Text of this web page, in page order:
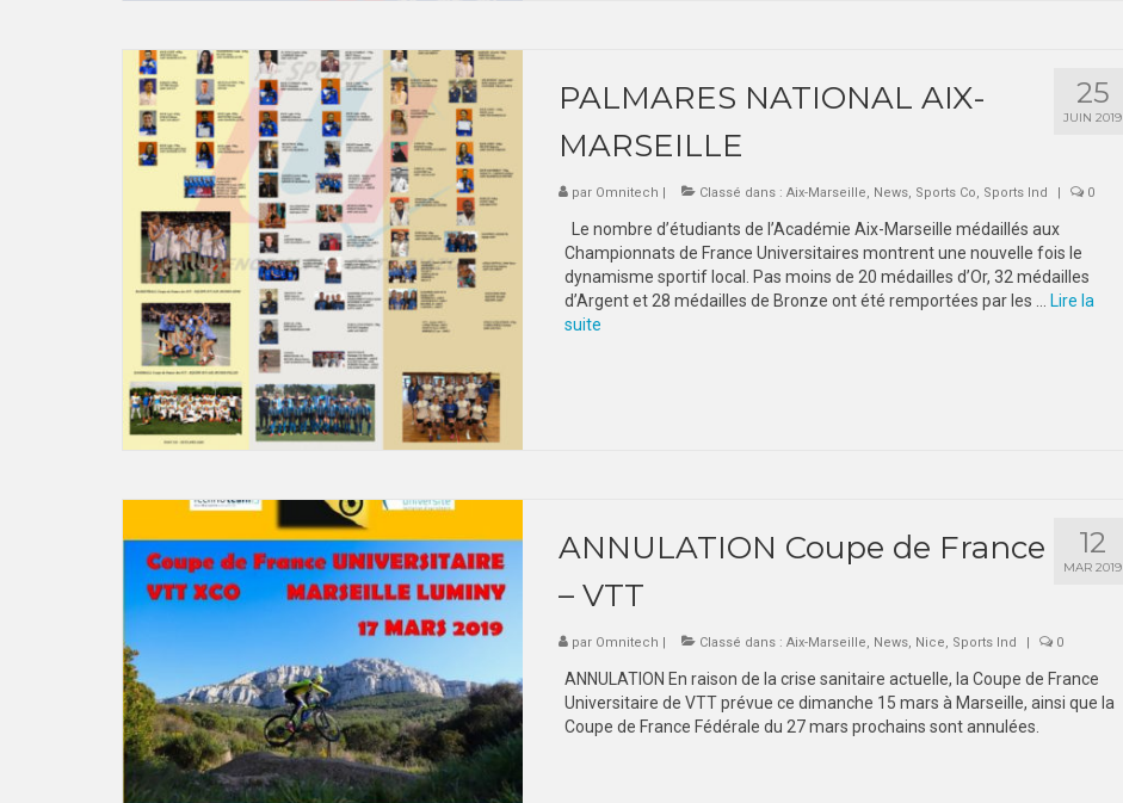
25
JUIN 2019
PALMARES NATIONAL AIX-
MARSEILLE
par Omnitech | Classé dans : Aix-Marseille, News, Sports Co, Sports Ind | 0
Le nombre d’étudiants de l’Académie Aix-Marseille médaillés aux
Championnats de France Universitaires montrent une nouvelle fois le
dynamisme sportif local. Pas moins de 20 médailles d’Or, 32 médailles
d’Argent et 28 médailles de Bronze ont été remportées par les …
Lire la
suite­­
12
MAR 2019
ANNULATION Coupe de France
– VTT
par Omnitech | Classé dans : Aix-Marseille News, Nice Sports Ind | 0
ANNULATION En raison de la crise sanitaire actuelle, la Coupe de France
Universitaire de VTT prévue ce dimanche 15 mars à Marseille, ainsi que la
Coupe de France Fédérale du 27 mars prochains sont annulées.